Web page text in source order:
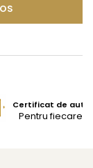
Certificat de
Pentru fiecare